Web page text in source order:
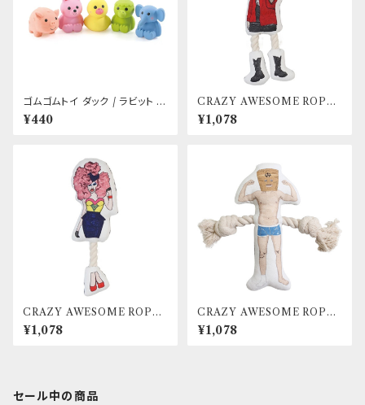
ゴムゴムトイ ダック / ラビット /
ピッグ / エレファント / カッパ
¥440
CRAZY AWESOME ROPE
TOY ＜ PUNK ROCKER
＞
¥1,078
CRAZY AWESOME ROPE
TOY ＜ DRAG QUEEN ＞
¥1,078
CRAZY AWESOME ROPE
TOY ＜ HERO ＞
¥1,078
セール中の商品